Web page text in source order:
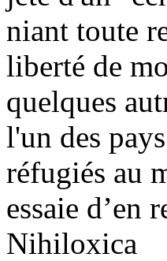
niant toute
liberté de
quelques
l'un des
réfugiés au
essaie d’en
Nihiloxica